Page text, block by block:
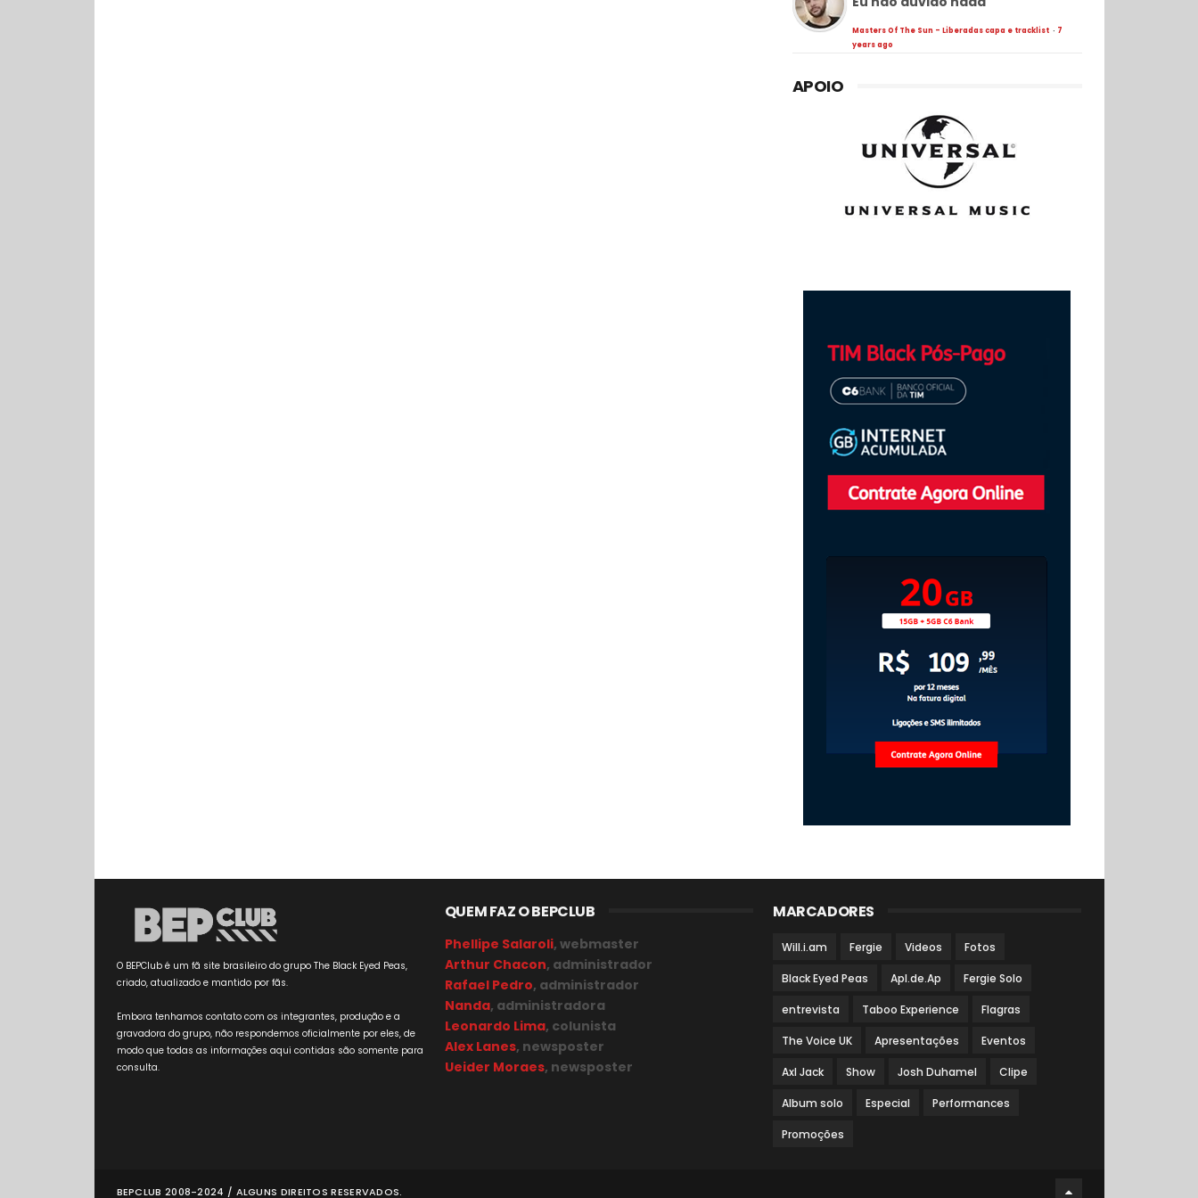
Masters Of The Sun - Liberadas capa e tracklist · 7
years ago
APOIO
O BEPClub é um fã site brasileiro do grupo The Black Eyed Peas,
criado, atualizado e mantido por fãs.
Embora tenhamos contato com os integrantes, produção e a
gravadora do grupo, não respondemos oficialmente por eles, de
modo que todas as informações aqui contidas são somente para
consulta.
QUEM FAZ O BEPCLUB
Phellipe Salaroli, webmaster
Arthur Chacon, administrador
Rafael Pedro, administrador
Nanda, administradora
Leonardo Lima, colunista
Alex Lanes, newsposter
Ueider Moraes, newsposter
MARCADORES
Will.i.am Fergie Videos Fotos
Black Eyed Peas Apl.de.Ap Fergie Solo
entrevista Taboo Experience Flagras
The Voice UK Apresentações Eventos
Axl Jack Show Josh Duhamel Clipe
Album solo Especial Performances
Promoções
BEPCLUB 2008-2024 / ALGUNS DIREITOS RESERVADOS.